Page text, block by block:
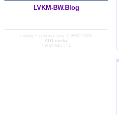
LVKM-BW.Blog
coding + custom cms © 2002-2026
AD1 media
· 2622645 | 14